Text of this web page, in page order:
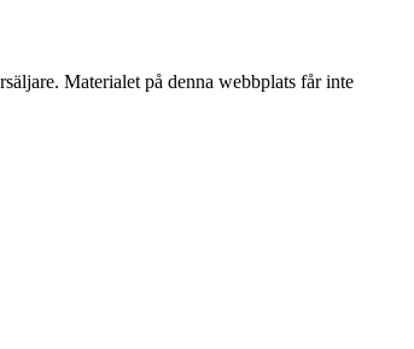
Materialet på denna webbplats får inte